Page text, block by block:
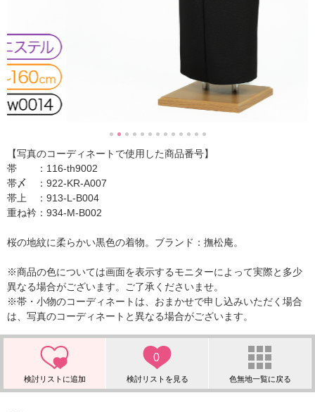
【写真のコーディネートで使用した商品番号】
帯 ：116-th9002
帯〆 ：922-KR-A007
帯上 ：913-L-B004
重ね衿：934-M-B002
桜の地紋に柔らかい黒色の着物。ブランド：撫松庵。
※商品の色については画面を表示するモニターによって実際と多少
異なる場合がございます。ご了承くださいませ。
※帯・小物のコーディネートは、おまかせで申し込みいただく場合
は、写真のコーディネートと異なる場合がございます。
0